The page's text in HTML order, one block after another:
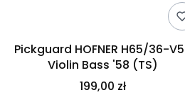
Pickguard HOFNER H65/36-
Violin Bass '58 (TS)
199,00 zł